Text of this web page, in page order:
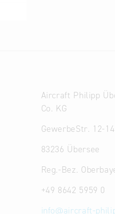
Aircraft Philipp
Co. KG
GewerbeStr. 12-14
83236 Übersee
Reg.-Bez.
+49 8642 5959 0
info@aircraft-